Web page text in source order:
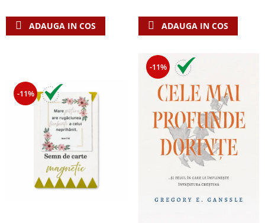
ADAUGA IN COS ADAUGA IN COS
-11%
-11%